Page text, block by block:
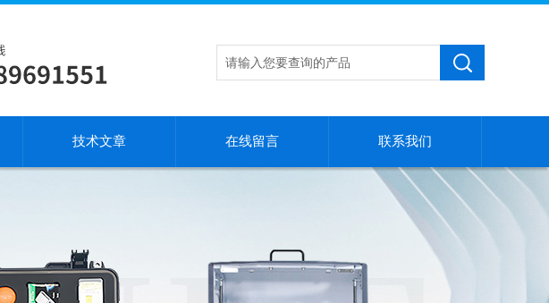
技术文章 在线留言 联系我们